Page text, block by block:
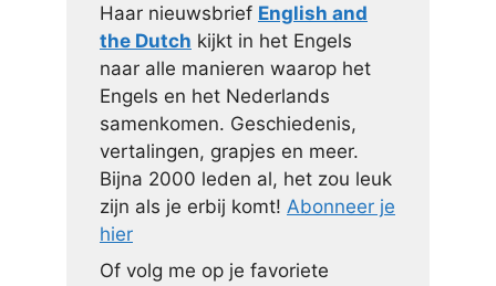
Haar nieuwsbrief English and
the Dutch kijkt in het Engels
naar alle manieren waarop het
Engels en het Nederlands
samenkomen. Geschiedenis,
vertalingen, grapjes en meer.
Bijna 2000 leden al, het zou leuk
zijn als je erbij komt! Abonneer je
hier
Of volg me op je favoriete